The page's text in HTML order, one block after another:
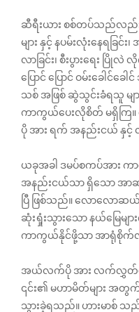
ဆီရီးယား စစ်တပ်သည်လည်း နှ
များ နှင့် နပမ်းလုံးနေရခြင်း
လာခြင်း၊ စီးပွားရေး ပြိုလဲ
ပြောင် ပြောင် ဝမ်းခေါင်ခ
သစ် အဖြစ် ဆွဲသွင်းခံရသူ မ
ကာကွယ်ပေးလိုစိတ် မရှိက
ပို အား ရက် အနည်းငယ် နှင့်
ယခုအခါ ဒမပ်စကပ်အား
အနည်းငယ်သာ ရှိသော အာဆ
ပြီ ဖြစ်သည်။ လောလော
ဆုံးရှုံးသွားသော နယ်မြေမျ
ကာကွယ်နိုင်ဖို့သာ အာရုံစိုက်
အယ်လက်ပို အား လက်လွှတ်ပ
၎င်း၏ မဟာမိတ်များ အ
သွားခဲ့ရသည်။ ဟားမာစ် သ